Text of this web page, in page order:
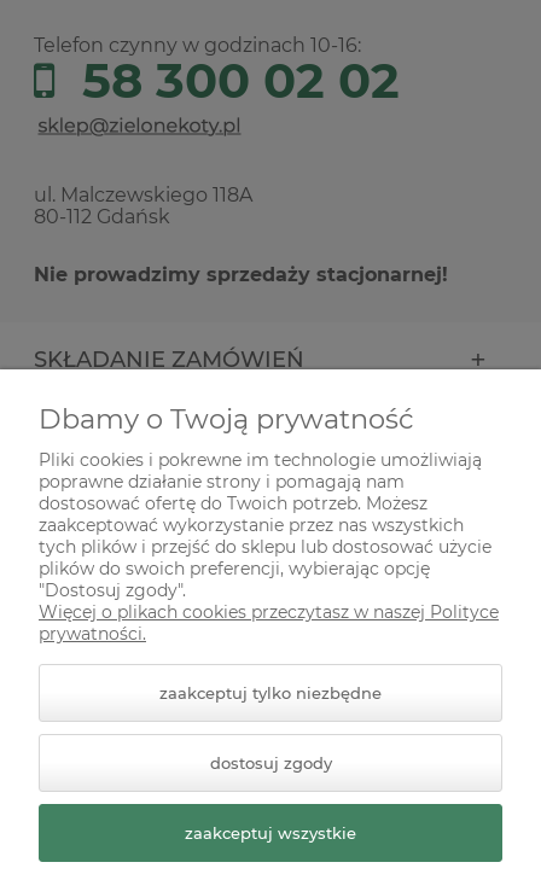
Telefon czynny w godzinach 10-16:
58 300 02 02
ul. Malczewskiego 118A
80-112 Gdańsk
Nie prowadzimy sprzedaży stacjonarnej!
SKŁADANIE ZAMÓWIEŃ
INFORMACJE
ODWIEDŹ NAS NA
Styl graficzny ShopGadget.pl
Sklep internetowy Shoper
Premium
Dbamy o Twoją prywatność
Pliki cookies i pokrewne im technologie umożliwiają
poprawne działanie strony i pomagają nam
dostosować ofertę do Twoich potrzeb. Możesz
zaakceptować wykorzystanie przez nas wszystkich
tych plików i przejść do sklepu lub dostosować użycie
plików do swoich preferencji, wybierając opcję
"Dostosuj zgody".
Więcej o plikach cookies przeczytasz w naszej Polityce
prywatności.
zaakceptuj tylko niezbędne
dostosuj zgody
zaakceptuj wszystkie